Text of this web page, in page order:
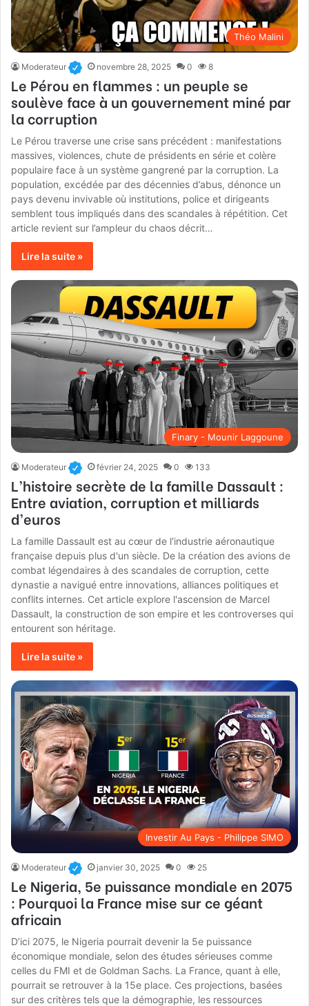
Théo Malini
Moderateur novembre 28, 2025 0 8
Le Pérou en flammes : un peuple se
soulève face à un gouvernement miné par
la corruption
Le Pérou traverse une crise sans précédent : manifestations
massives, violences, chute de présidents en série et colère
populaire face à un système gangrené par la corruption. La
population, excédée par des décennies d’abus, dénonce un
pays devenu invivable où institutions, police et dirigeants
semblent tous impliqués dans des scandales à répétition. Cet
article revient sur l’ampleur du chaos décrit…
Lire la suite »
Finary - Mounir Laggoune
Moderateur février 24, 2025 0 133
L’histoire secrète de la famille Dassault :
Entre aviation, corruption et milliards
d’euros
La famille Dassault est au cœur de l'industrie aéronautique
française depuis plus d'un siècle. De la création des avions de
combat légendaires à des scandales de corruption, cette
dynastie a navigué entre innovations, alliances politiques et
conflits internes. Cet article explore l'ascension de Marcel
Dassault, la construction de son empire et les controverses qui
entourent son héritage.
Lire la suite »
Investir Au Pays - Philippe SIMO
Moderateur janvier 30, 2025 0 25
Le Nigeria, 5e puissance mondiale en 2075
: Pourquoi la France mise sur ce géant
africain
D’ici 2075, le Nigeria pourrait devenir la 5e puissance
économique mondiale, selon des études sérieuses comme
celles du FMI et de Goldman Sachs. La France, quant à elle,
pourrait se retrouver à la 15e place. Ces projections, basées
sur des critères tels que la démographie, les ressources